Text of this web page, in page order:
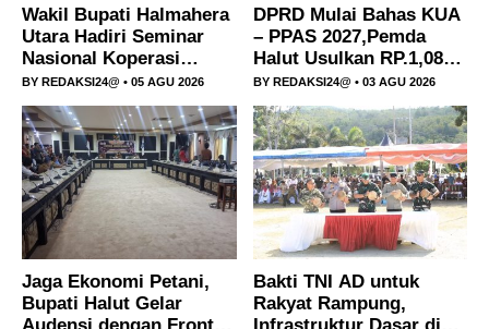
Wakil Bupati Halmahera
Utara Hadiri Seminar
Nasional Koperasi
Merah Putih di Ternate
BY REDAKSI24@ • 05 AGU 2026
DPRD Mulai Bahas KUA
– PPAS 2027,Pemda
Halut Usulkan RP.1,08
Triliun.
BY REDAKSI24@ • 03 AGU 2026
Jaga Ekonomi Petani,
Bupati Halut Gelar
Bakti TNI AD untuk
Rakyat Rampung,